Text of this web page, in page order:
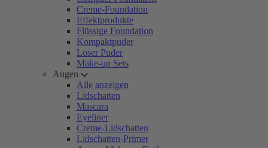
Creme-Foundation
Effektprodukte
Flüssige Foundation
Kompaktpuder
Loser Puder
Make-up Sets
Augen
Alle anzeigen
Lidschatten
Mascara
Eyeliner
Creme-Lidschatten
Lidschatten-Primer